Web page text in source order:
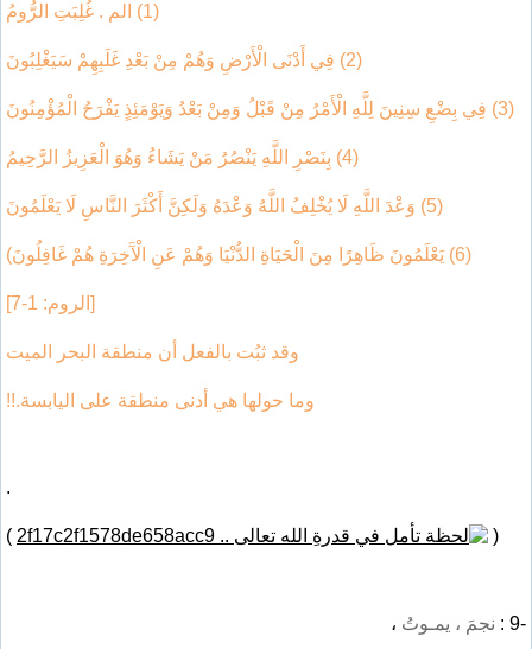
(1) الم . غُلِبَتِ الرُّومُ
(2) فِي أَدْنَى الْأَرْضِ وَهُمْ مِنْ بَعْدِ غَلَبِهِمْ سَيَغْلِبُونَ
(3) فِي بِضْعِ سِنِينَ لِلَّهِ الْأَمْرُ مِنْ قَبْلُ وَمِنْ بَعْدُ وَيَوْمَئِذٍ يَفْرَحُ الْمُؤْمِنُونَ
(4) بِنَصْرِ اللَّهِ يَنْصُرُ مَنْ يَشَاءُ وَهُوَ الْعَزِيزُ الرَّحِيمُ
(5) وَعْدَ اللَّهِ لَا يُخْلِفُ اللَّهُ وَعْدَهُ وَلَكِنَّ أَكْثَرَ النَّاسِ لَا يَعْلَمُونَ
(6) يَعْلَمُونَ ظَاهِرًا مِنَ الْحَيَاةِ الدُّنْيَا وَهُمْ عَنِ الْآَخِرَةِ هُمْ غَافِلُونَ)
[الروم: 1-7]
وقد ثبُت بالفعل أن منطقة البحر الميت
وما حولها هي أدنى منطقة على اليابسة.!!
.
(
)
-9 : نجمَ ، يمـوتُ ،